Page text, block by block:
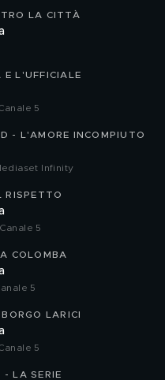
LA CITTÀ
E L'UFFICIALE
5
- L'AMORE INCOMPIUTO
Infinity
RISPETTO
5
COLOMBA
5
LARICI
5
- LA SERIE